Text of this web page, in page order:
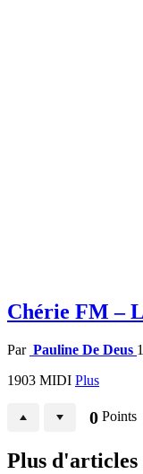
Chérie FM –
Par Pauline De Deus
1903 MIDI Plus
0 Points
Plus d'articles